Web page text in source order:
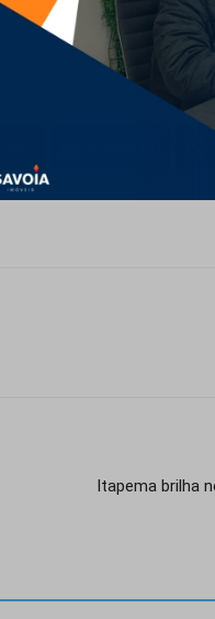
das 6h45, uma colisão
Itapema brilha